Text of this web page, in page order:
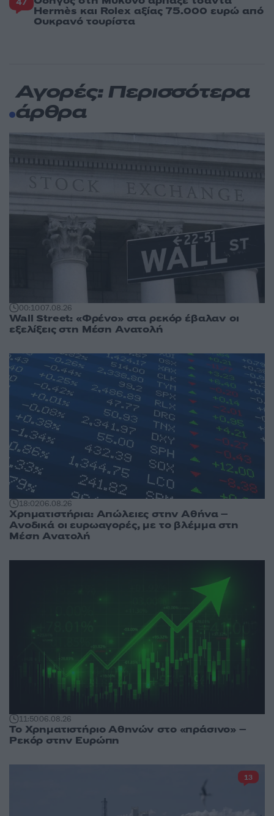
Hermès και Rolex αξίας 75.000 ευρώ από
Ουκρανό τουρίστα
Αγορές: Περισσότερα
άρθρα
00:1007.08.26
Wall Street: «Φρένο» στα ρεκόρ έβαλαν οι
εξελίξεις στη Μέση Ανατολή
18:0206.08.26
Χρηματιστήρια: Απώλειες στην Αθήνα –
Ανοδικά οι ευρωαγορές, με το βλέμμα στη
Μέση Ανατολή
11:5006.08.26
Το Χρηματιστήριο Αθηνών στο «πράσινο» –
Ρεκόρ στην Ευρώπη
13